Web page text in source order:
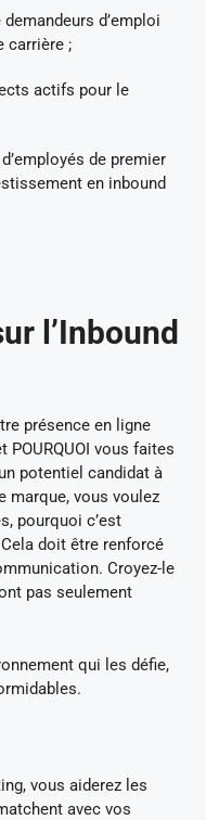
d’emploi
carrière ;
actifs pour le
de premier
en inbound
l’Inbound
présence en ligne
vous faites
potentiel candidat à
marque, vous voulez
pourquoi c’est
doit être renforcé
Croyez-le
pas seulement
qui les défie,
vous aiderez les
avec vos